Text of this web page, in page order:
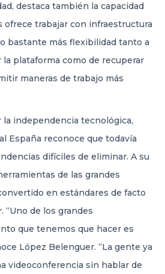
destaca también la capacidad
ofrece trabajar con infraestructura
bastante más flexibilidad tanto a
la plataforma como de recuperar
maneras de trabajo más
la independencia tecnológica,
España reconoce que todavía
difíciles de eliminar. A su
de las grandes
en estándares de facto
“Uno de los grandes
que tenemos que hacer es
López Belenguer. “La gente ya
videoconferencia sin hablar de